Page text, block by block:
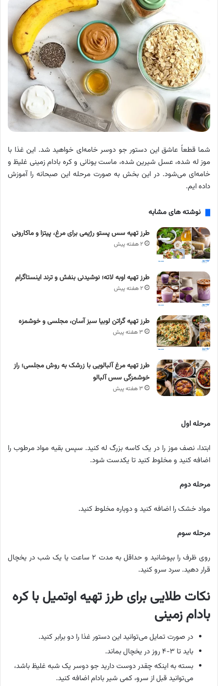
شما قطعاً عاشق این دستور جو دوسر خامه‌ای خواهید شد. این غذا با
موز له شده، عسل شیرین شده، ماست یونانی و کره بادام زمینی غلیظ و
خامه‌ای می‌شود. در این بخش به صورت مرحله این صبحانه را آموزش
داده ایم.
نوشته های مشابه
طرز تهیه سس پستو رژیمی برای مرغ، پیتزا و ماکارونی
۲ هفته پیش
طرز تهیه اوبه لاته؛ نوشیدنی بنفش و ترند اینستاگرام
۲ هفته پیش
طرز تهیه گراتن لوبیا سبز آسان، مجلسی و خوشمزه
۳ هفته پیش
طرز تهیه مرغ آلبالویی با زرشک به روش مجلسی؛ راز
خوشمزگی سس آلبالو
۳ هفته پیش
مرحله اول
ابتدا، نصف موز را در یک کاسه بزرگ له کنید. سپس بقیه مواد مرطوب را
اضافه کنید و مخلوط کنید تا یکدست شود.
مرحله دوم
مواد خشک را اضافه کنید و دوباره مخلوط کنید.
مرحله سوم
روی ظرف را بپوشانید و حداقل به مدت ۲ ساعت یا یک شب در یخچال
قرار دهید. سرد سرو کنید.
نکات طلایی برای طرز تهیه اوتمیل با کره
بادام زمینی
در صورت تمایل می‌توانید این دستور غذا را دو برابر کنید.
باید تا ۳-۴ روز در یخچال بماند.
بسته به اینکه چقدر دوست دارید جو دوسر یک شبه غلیظ باشد،
می‌توانید قبل از سرو، کمی شیر بادام اضافه کنید.